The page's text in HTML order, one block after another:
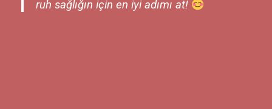
ruh sağlığın için en iyi adımı at!